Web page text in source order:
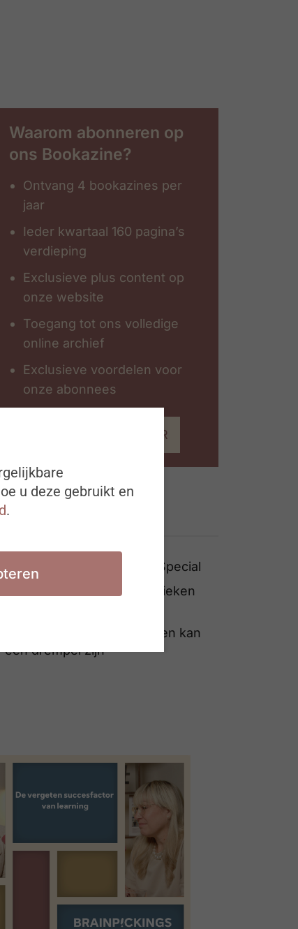
Waarom abonneren op
ons Bookazine?
Ontvang 4 bookazines per
jaar
Ieder kwartaal 160 pagina’s
verdieping
Exclusieve plus content op
onze website
Toegang tot ons volledige
online archief
Exclusieve voordelen voor
onze abonnees
Abonneer op #ZigZagHR
#ZigZagHR Brainpickings Special
Pingpong over langdurig zieken
Dag van inclusie: Solliciteren kan
een drempel zijn
u deze gebruikt en
.